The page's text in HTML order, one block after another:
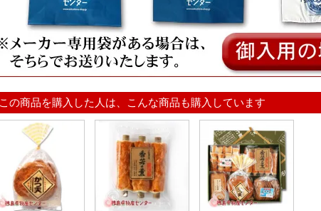
この商品を購入した人は、こんな商品も購入しています